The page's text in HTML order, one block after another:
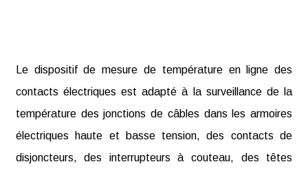
Le dispositif de mesure de température en ligne des
contacts électriques est adapté à la surveillance de la
température des jonctions de câbles dans les armoires
électriques haute et basse tension, des contacts de
disjoncteurs, des interrupteurs à couteau, des têtes